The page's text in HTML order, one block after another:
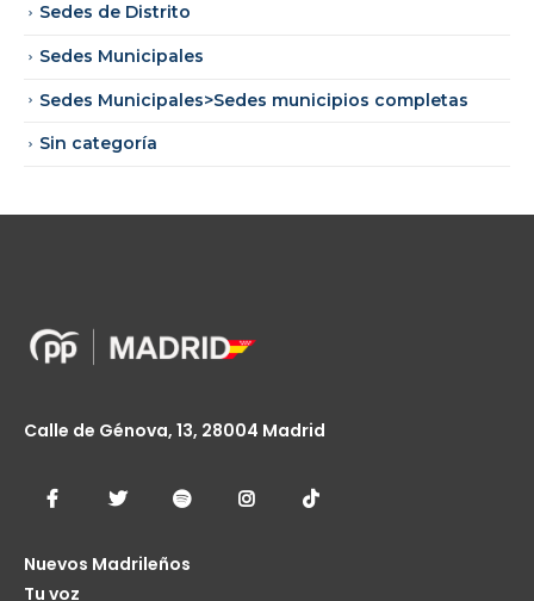
Sedes de Distrito
Sedes Municipales
Sedes Municipales>Sedes municipios completas
Sin categoría
Calle de Génova, 13, 28004 Madrid
Nuevos Madrileños
Tu voz